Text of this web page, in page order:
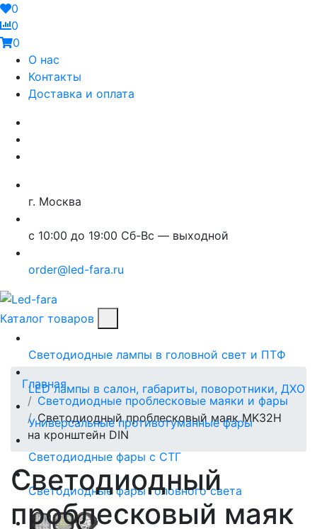
0
0
0
О нас
Контакты
Доставка и оплата
г. Москва
с 10:00 до 19:00 Сб-Вс — выходной
order@led-fara.ru
Каталог товаров
Светодиодные лампы в головной свет и ПТФ
LED лампы в салон, габариты, поворотники, ДХО
Универсальные противотуманные фары
Светодиодные фары с СТГ
Светодиодные фары головного света
Главная
Светодиодные проблесковые маяки и фары
Светодиодный проблесковый маяк MK32H
на кронштейн DIN
Светодиодный
проблесковый маяк